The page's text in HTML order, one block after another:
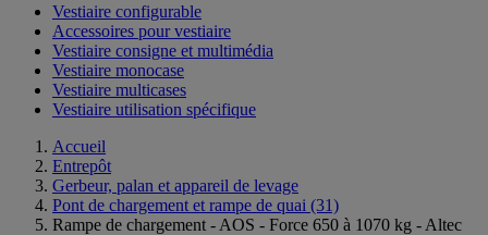
Vestiaire configurable
Accessoires pour vestiaire
Vestiaire consigne et multimédia
Vestiaire monocase
Vestiaire multicases
Vestiaire utilisation spécifique
Accueil
Entrepôt
Gerbeur, palan et appareil de levage
Pont de chargement et rampe de quai (31)
Rampe de chargement - AOS - Force 650 à 1070 kg - Altec